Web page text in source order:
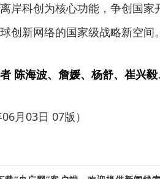
岸科创为核心功能，争创国家
创新网络的国家级战略新空间。
陈海波、詹媛、杨舒、崔兴
03日 07版）